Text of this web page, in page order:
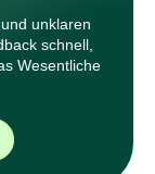
unklaren
schnell,
Wesentliche